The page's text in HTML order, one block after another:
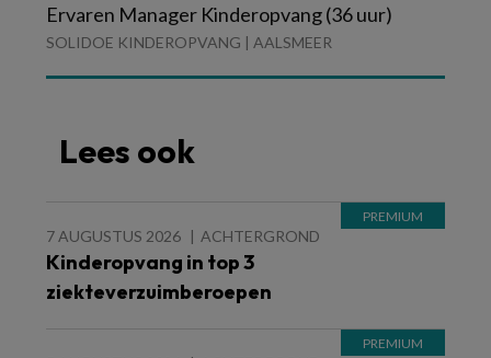
Ervaren Manager Kinderopvang (36 uur)
SOLIDOE KINDEROPVANG | AALSMEER
Lees ook
7 AUGUSTUS 2026 ACHTERGROND
Kinderopvang in top 3
ziekteverzuimberoepen